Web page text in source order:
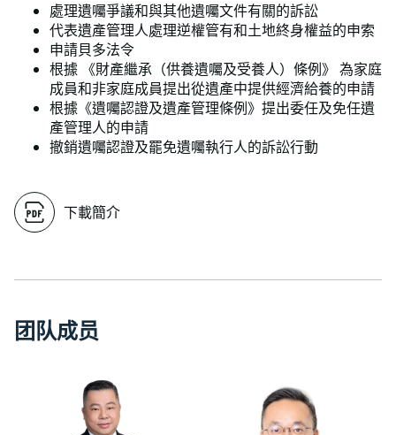
處理遺囑爭議和與其他遺囑文件有關的訴訟
代表遺產管理人處理逆權管有和土地終身權益的申索
申請貝多法令
根據 《財產繼承（供養遺囑及受養人）條例》 為家庭
成員和非家庭成員提出從遺產中提供經濟給養的申請
根據《遺囑認證及遺產管理條例》提出委任及免任遺
產管理人的申請
撤銷遺囑認證及罷免遺囑執行人的訴訟行動
下載簡介
团队成员